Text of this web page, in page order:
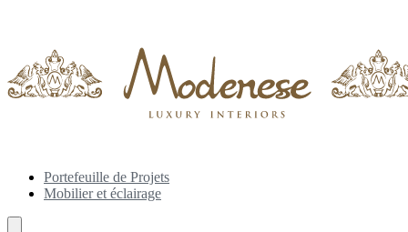
Portefeuille de Projets
Mobilier et éclairage